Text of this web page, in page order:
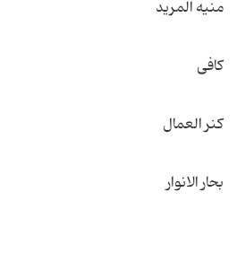
منیه المرید
کافی
کنر العمال
بحار الانوار